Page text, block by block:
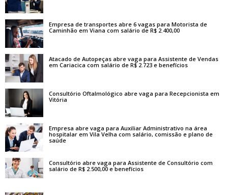
Empresa de transportes abre 6 vagas para Motorista de
Caminhão em Viana com salário de R$ 2.400,00
Atacado de Autopeças abre vaga para Assistente de Vendas
em Cariacica com salário de R$ 2.723 e benefícios
Consultório Oftalmológico abre vaga para Recepcionista em
Vitória
Empresa abre vaga para Auxiliar Administrativo na área
hospitalar em Vila Velha com salário, comissão e plano de
saúde
Consultório abre vaga para Assistente de Consultório com
salário de R$ 2.500,00 e benefícios